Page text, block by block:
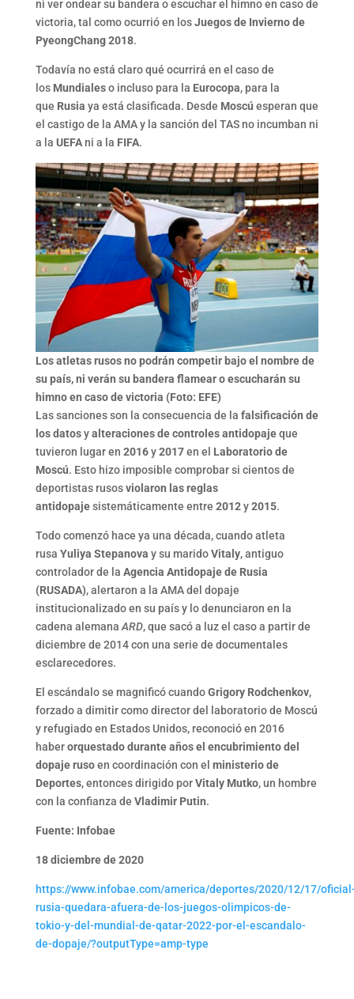
ni ver ondear su bandera o escuchar el himno en caso de
victoria, tal como ocurrió en losJuegos de Invierno de
PyeongChang 2018.
Todavía no está claro qué ocurrirá en el caso de
los Mundialeso incluso para la Eurocopa, para la
que Rusia ya está clasificada. Desde Moscú esperan que
el castigo de la AMA y la sanción del TAS no incumban ni
a la UEFAni a la FIFA.
Los atletas rusos no podrán competir bajo el nombre de
su país, ni verán su bandera flamear o escucharán su
himno en caso de victoria (Foto: EFE)
Las sanciones son la consecuencia de la falsificación de
los datosyalteraciones de controles antidopajeque
tuvieron lugar en 2016y2017en el Laboratorio de
Moscú. Esto hizo imposible comprobar si cientos de
deportistas rusosviolaron las reglas
antidopajesistemáticamente entre 2012y2015.
Todo comenzó hace ya una década, cuando atleta
rusa Yuliya Stepanova y su maridoVitaly, antiguo
controlador de la Agencia Antidopaje de Rusia
(RUSADA), alertaron a la AMA del dopaje
institucionalizado en su país y lo denunciaron en la
cadena alemana ARD, que sacó a luz el caso a partir de
diciembre de 2014 con una serie de documentales
esclarecedores.
El escándalo se magnificó cuandoGrigory Rodchenkov,
forzado a dimitir como director del laboratorio de Moscú
y refugiado en Estados Unidos, reconoció en 2016
haberorquestado durante años el encubrimiento del
dopaje rusoen coordinación con el ministerio de
Deportes, entonces dirigido porVitaly Mutko, un hombre
con la confianza de Vladimir Putin.
Fuente: Infobae
18 diciembre de 2020
https://www.infobae.com/america/deportes/2020/12/17/
rusia-quedara-afuera-de-los-juegos-olimpicos-de-
tokio-y-del-mundial-de-qatar-2022-por-el-escandalo-
de-dopaje/?outputType=amp-type